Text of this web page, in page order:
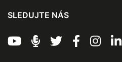
SLEDUJTE NÁS